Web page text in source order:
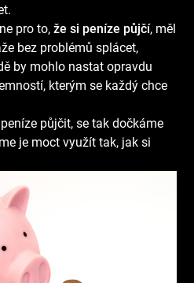
pro to,že si peníze půjčí, měl
bez problémů splácet,
by mohlo nastat opravdu
kterým se každý chce
půjčit, se tak dočkáme
je moct využít tak, jak si